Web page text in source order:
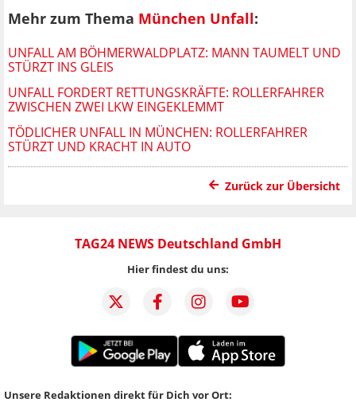
Mehr zum Thema München Unfall:
UNFALL AM BÖHMERWALDPLATZ: MANN TAUMELT UND
STÜRZT INS GLEIS
UNFALL FORDERT RETTUNGSKRÄFTE: ROLLERFAHRER
ZWISCHEN ZWEI LKW EINGEKLEMMT
TÖDLICHER UNFALL IN MÜNCHEN: ROLLERFAHRER
STÜRZT UND KRACHT IN AUTO
Zurück zur Übersicht
TAG24 NEWS Deutschland GmbH
Hier findest du uns:
Unsere Redaktionen direkt für Dich vor Ort: